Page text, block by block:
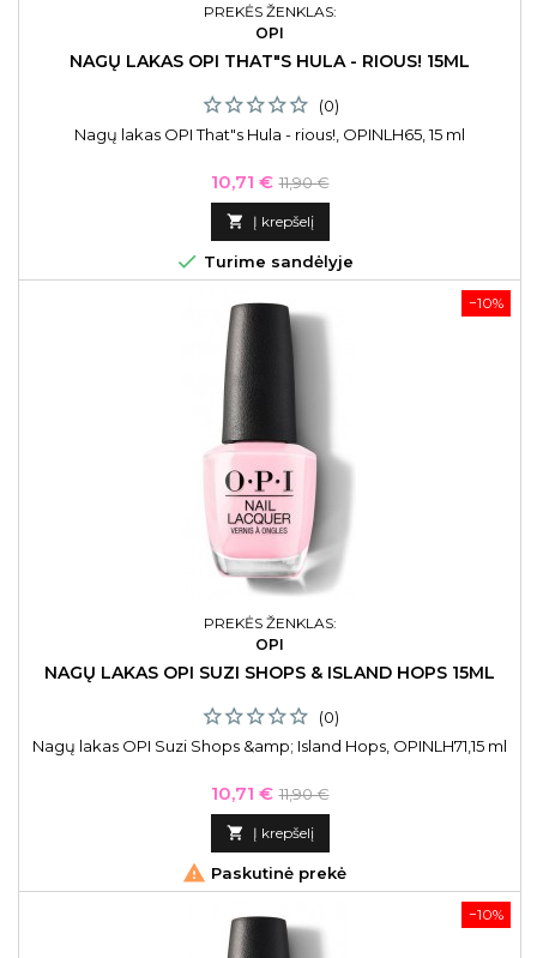
PREKĖS ŽENKLAS:
OPI
NAGŲ LAKAS OPI THAT"S HULA - RIOUS! 15ML
(0)
Nagų lakas OPI That"s Hula - rious!, OPINLH65, 15 ml
Kaina
10,71 € Bazinė
kaina
11,90 €
 Į krepšelį
 Turime sandėlyje
−10%
PREKĖS ŽENKLAS:
OPI
NAGŲ LAKAS OPI SUZI SHOPS & ISLAND HOPS 15ML
(0)
Nagų lakas OPI Suzi Shops &amp; Island Hops, OPINLH71,15 ml
Kaina
10,71 € Bazinė
kaina
11,90 €
 Į krepšelį
 Paskutinė prekė
−10%